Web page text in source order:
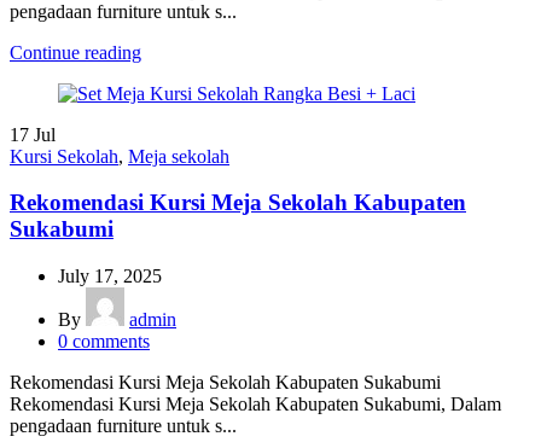
pengadaan furniture untuk s...
Continue reading
17 Jul
Kursi Sekolah, Meja sekolah
Rekomendasi Kursi Meja Sekolah Kabupaten
Sukabumi
July 17, 2025
By
admin
0 comments
Rekomendasi Kursi Meja Sekolah Kabupaten Sukabumi
Rekomendasi Kursi Meja Sekolah Kabupaten Sukabumi, Dalam
pengadaan furniture untuk s...